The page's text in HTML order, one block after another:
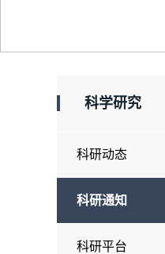
科学研究
科研动态
科研通知
科研平台